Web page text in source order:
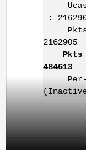
Ucast
:
2162905
484613
Per-